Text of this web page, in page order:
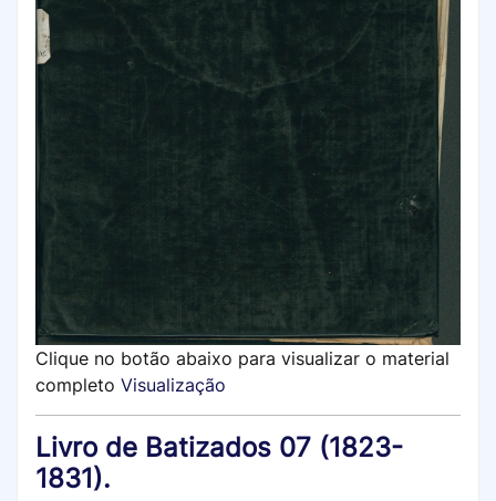
Clique no botão abaixo para visualizar o material
completo Visualização
Livro de Batizados 07 (1823-
1831).